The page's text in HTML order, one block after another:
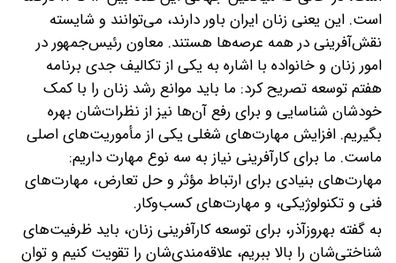
است. این یعنی زنان ایران باور دارند، می‌توانند و شایسته
نقش‌آفرینی در همه عرصه‌ها هستند. معاون رئیس‌جمهور در
امور زنان و خانواده با اشاره به یکی از تکالیف جدی برنامه
هفتم توسعه تصریح کرد: ما باید موانع رشد زنان را با کمک
خودشان شناسایی و برای رفع آن‌ها نیز از نظرات‌شان بهره
بگیریم. افزایش مهارت‌های شغلی یکی از مأموریت‌های اصلی
ماست. ما برای کارآفرینی نیاز به سه نوع مهارت داریم:
مهارت‌های بنیادی برای ارتباط مؤثر و حل تعارض، مهارت‌های
فنی و تکنولوژیکی، و مهارت‌های کسب‌وکار.
به گفته بهروزآذر، برای توسعه کارآفرینی زنان، باید ظرفیت‌های
شناختی‌شان را بالا ببریم، علاقه‌مندی‌شان را تقویت کنیم و توان